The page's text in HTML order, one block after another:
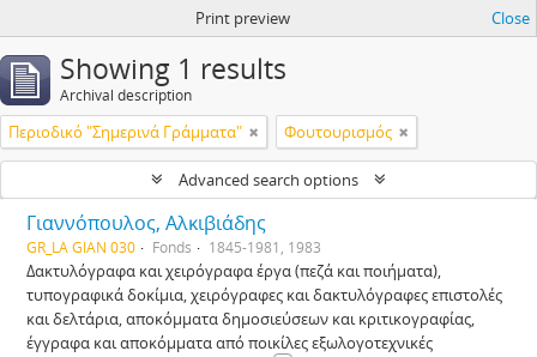
Print preview Close
Showing 1 results
Archival description
Περιοδικό "Σημερινά Γράμματα" Φουτουρισμός
Advanced search options
Γιαννόπουλος, Αλκιβιάδης
GR_LA GIAN 030 Fonds 1845-1981, 1983
Δακτυλόγραφα και χειρόγραφα έργα (πεζά και ποιήματα),
τυπογραφικά δοκίμια, χειρόγραφες και δακτυλόγραφες επιστολές
και δελτάρια, αποκόμματα δημοσιεύσεων και κριτικογραφίας,
έγγραφα και αποκόμματα από ποικίλες εξωλογοτεχνικές